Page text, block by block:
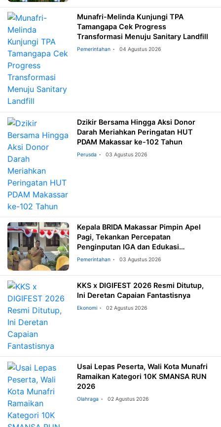
Munafri-Melinda Kunjungi TPA
Tamangapa Cek Progress
Transformasi Menuju Sanitary Landfill
Pemerintahan 04 Agustus 2026
Dzikir Bersama Hingga Aksi Donor
Darah Meriahkan Peringatan HUT
PDAM Makassar ke-102 Tahun
Perusda 03 Agustus 2026
Kepala BRIDA Makassar Pimpin Apel
Pagi, Tekankan Percepatan
Penginputan IGA dan Edukasi
Pemilahan Sampah
Pemerintahan 03 Agustus 2026
KKS x DIGIFEST 2026 Resmi Ditutup,
Ini Deretan Capaian Fantastisnya
Ekonomi 02 Agustus 2026
Usai Lepas Peserta, Wali Kota Munafri
Ramaikan Kategori 10K SMANSA RUN
2026
Olahraga 02 Agustus 2026